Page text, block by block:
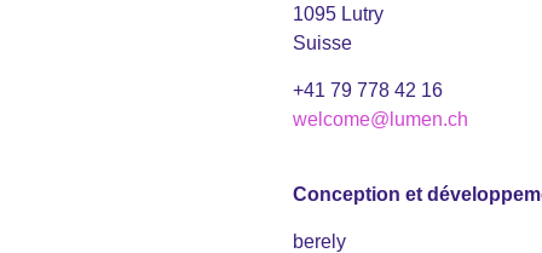
1095 Lutry
Suisse
+41 79 778 42 16
welcome@lumen.ch
Conception et
berely